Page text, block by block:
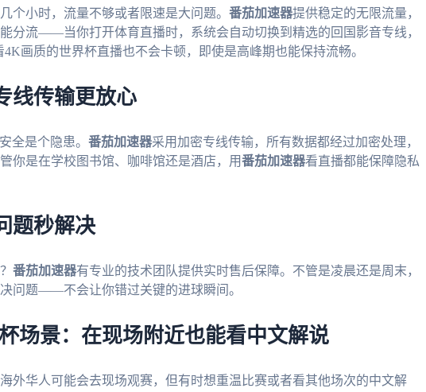
个小时，流量不够或者限速是大问题。 番茄加速器提供稳定的无限流量，
分流——当你打开体育直播时，系统会自动切换到精选的回国影音专线，
画质的世界杯直播也不会卡顿，即使是高峰期也能保持流畅。
线传输更放心
全是个隐患。 番茄加速器采用加密专线传输，所有数据都经过加密处理，
你是在学校图书馆、咖啡馆还是酒店，用番茄加速器看直播都能保障隐私
题秒解决
番茄加速器有专业的技术团队提供实时售后保障。不管是凌晨还是周末，
问题——不会让你错过关键的进球瞬间。
场景：在现场附近也能看中文解说
外华人可能会去现场观赛，但有时想重温比赛或者看其他场次的中文解